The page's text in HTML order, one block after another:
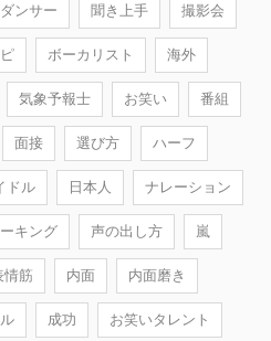
ンサー 聞き上手 撮影会
ボーカリスト 海外
気象予報士 お笑い 番組
面接 選び方 ハーフ
ドル 日本人 ナレーション
キング 声の出し方 嵐
情筋 内面 内面磨き
成功 お笑いタレント